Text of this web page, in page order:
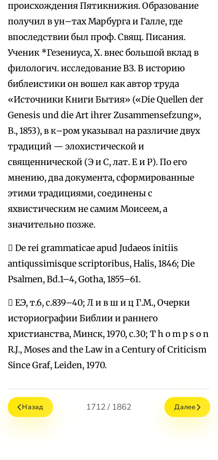
происхождения Пятикнижия. Образование
получил в ун–тах Марбурга и Галле, где
впоследствии был проф. Свящ. Писания.
Ученик *Гезениуса, Х. внес большой вклад в
филологич. исследование ВЗ. В историю
библеистики он вошел как автор труда
«Источники Книги Бытия» («Die Quellen der
Genesis und die Art ihrer Zusammensefzung»,
B., 1853), в к–ром указывал на различие двух
традиций — элохистической и
священнической (Э и С, лат. Е и Р). По его
мнению, два документа, сформированные
этими традициями, соединены с
яхвистическим не самим Моисеем, а
значительно позже.
 De rei grammaticae apud Judaeos initiis
antiqussimisque scriptoribus, Halis, 1846; Die
Psalmen, Bd.1–4, Gotha, 1855–61.
 ЕЭ, т.6, с.839–40; Л и в ш и ц Г.М., Очерки
историографии Библии и раннего
христианства, Минск, 1970, с.30; T h o m p s o n
R.J., Moses and the Law in a Century of Criticism
Since Graf, Leiden, 1970.
Назад 1712 / 1862 Далее